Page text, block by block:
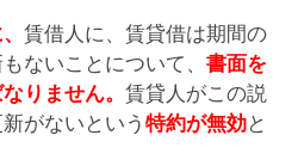
、賃借人に、賃貸借は期間の
ないことについて、書面を
りません。賃貸人がこの説
がないという特約が無効と